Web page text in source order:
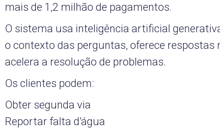
mais de 1,2 milhão de pagamentos.
O sistema usa inteligência artificial
o contexto das perguntas, oferece respostas
acelera a resolução de problemas.
Os clientes podem:
Obter segunda via
Reportar falta d’água